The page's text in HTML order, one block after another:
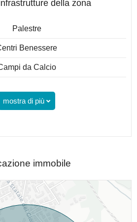
della zona
Palestre
Benessere
da Calcio
mostra di più
immobile